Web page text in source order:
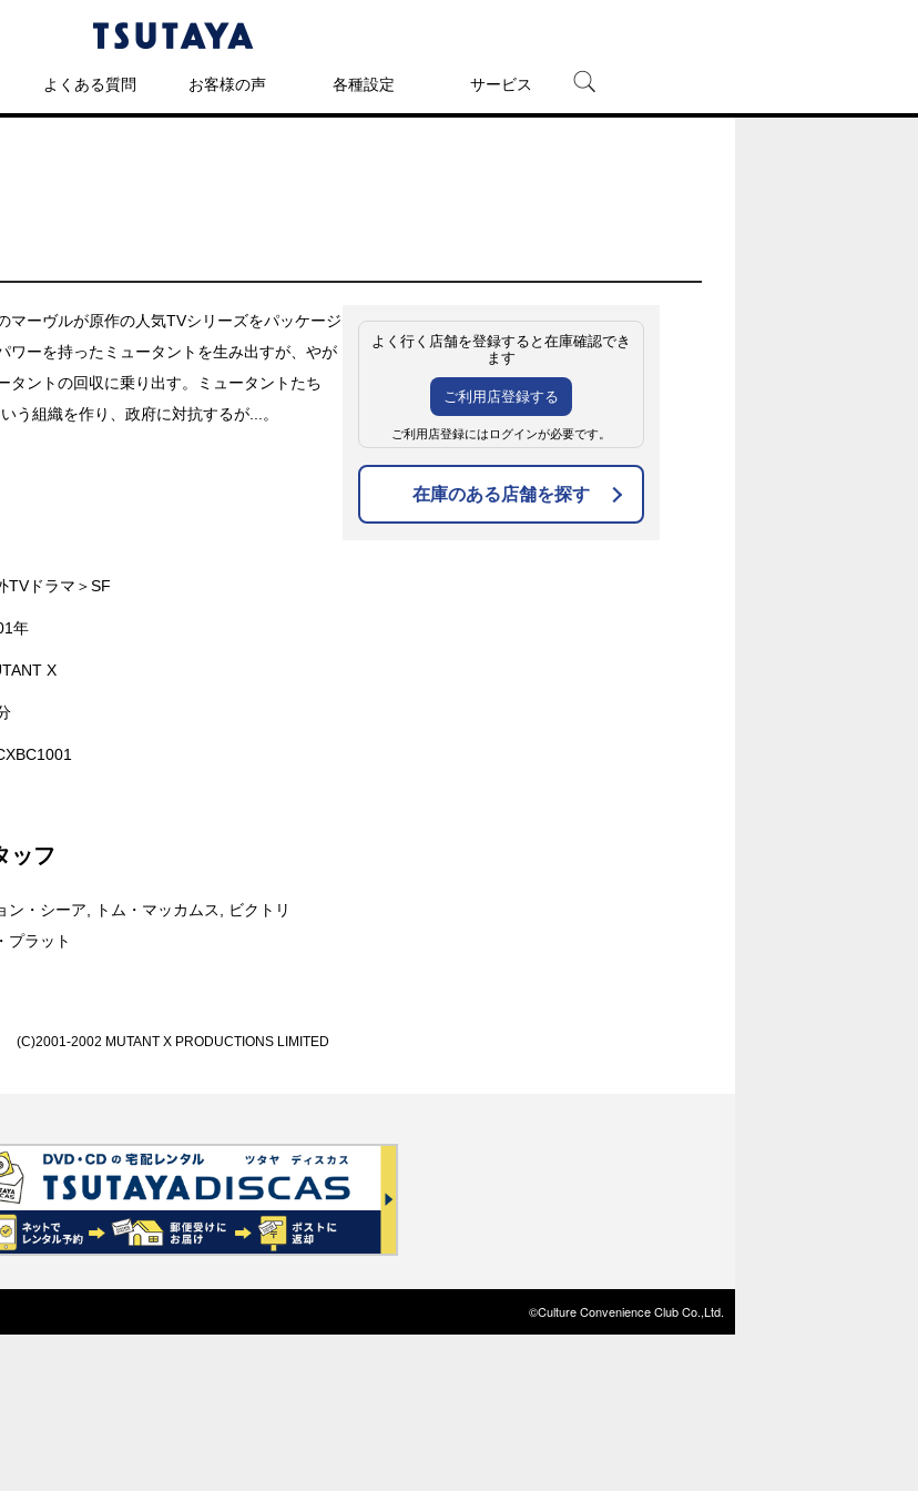
よくある質問 お客様の声 各種設定 サービス
マーヴルが原作の人気TVシリーズをパッケージ
ワーを持ったミュータントを生み出すが、やが
タントの回収に乗り出す。ミュータントたち
う組織を作り、政府に対抗するが...。
TVドラマ＞SF
年
X
ッフ
ン・シーア, トム・マッカムス, ビクトリ
プラット
よく行く店舗を登録すると在庫確認でき
ます
ご利用店登録する
ご利用店登録にはログインが必要です。
在庫のある店舗を探す
(C)2001-2002 MUTANT X PRODUCTIONS LIMITED
©Culture Convenience Club Co.,Ltd.